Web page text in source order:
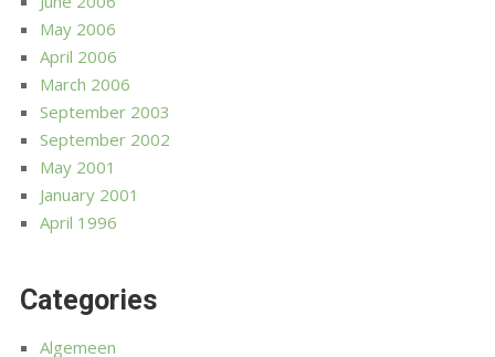
May 2006
April 2006
March 2006
September 2003
September 2002
May 2001
January 2001
April 1996
Categories
Algemeen